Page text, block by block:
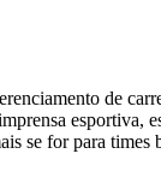
de
esportiva,
se for para times